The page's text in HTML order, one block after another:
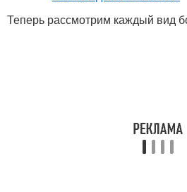
Теперь рассмотрим каждый вид